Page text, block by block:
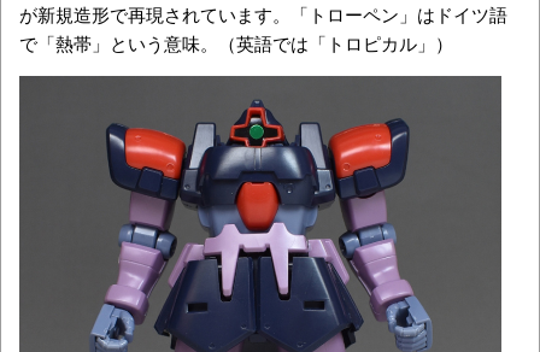
が新規造形で再現されています。「トローペン」はドイツ語
で「熱帯」という意味。（英語では「トロピカル」）